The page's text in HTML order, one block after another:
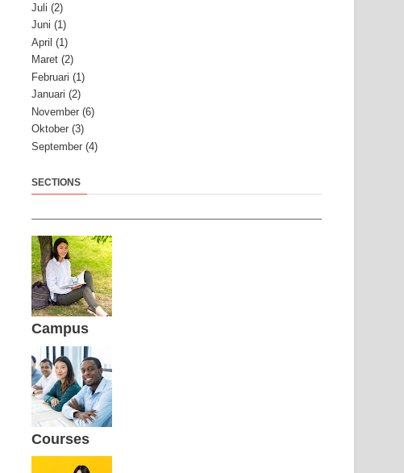
Juli (2)
Juni (1)
April (1)
Maret (2)
Februari (1)
Januari (2)
November (6)
Oktober (3)
September (4)
SECTIONS
Campus
Courses